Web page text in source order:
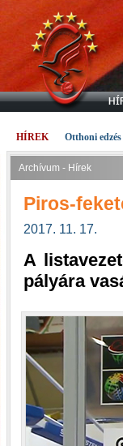
HÍREK Otthoni
Archívum - Hírek
Piros-
2017. 11. 17.
A
pályára